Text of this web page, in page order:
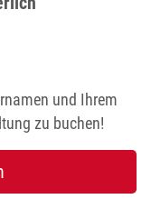
und Ihrem
zu buchen!